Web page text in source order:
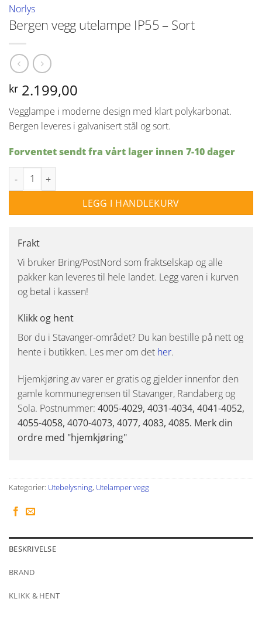
Norlys
Bergen vegg utelampe IP55 – Sort
kr 2.199,00
Vegglampe i moderne design med klart polykarbonat.
Bergen leveres i galvanisert stål og sort.
Forventet sendt fra vårt lager innen 7-10 dager
Bergen vegg utelampe IP55 - Sort antall
LEGG I HANDLEKURV
Frakt
Vi bruker Bring/PostNord som fraktselskap og alle
pakker kan leveres til hele landet. Legg varen i kurven
og betal i kassen!
Klikk og hent
Bor du i Stavanger-området? Du kan bestille på nett og
hente i butikken. Les mer om det her.
Hjemkjøring av varer er gratis og gjelder innenfor den
gamle kommunegrensen til Stavanger, Randaberg og
Sola. Postnummer: 4005-4029, 4031-4034, 4041-4052,
4055-4058, 4070-4073, 4077, 4083, 4085. Merk din
ordre med "hjemkjøring"
Kategorier: Utebelysning, Utelamper vegg
BESKRIVELSE
BRAND
KLIKK & HENT